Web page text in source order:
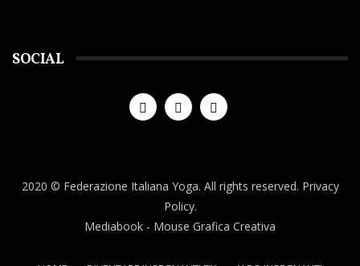
SOCIAL
2020 © Federazione Italiana Yoga. All rights reserved. Privacy
Policy.
Mediabook - Mouse Grafica Creativa